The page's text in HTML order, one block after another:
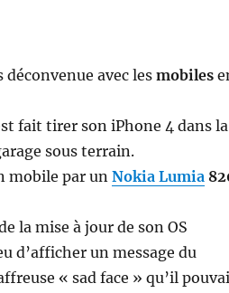
déconvenue avec les mobiles
fait tirer son iPhone 4 dans la
sous terrain.
mobile par un Nokia Lumia
la mise à jour de son OS
d’afficher un message du
« sad face » qu’il